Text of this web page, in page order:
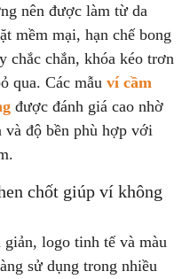
nên được làm từ da
mềm mại, hạn chế bong
chắc chắn, khóa kéo trơn
qua. Các mẫu ví cầm
được đánh giá cao nhờ
độ bền phù hợp với
chốt giúp ví không
logo tinh tế và màu
sử dụng trong nhiều